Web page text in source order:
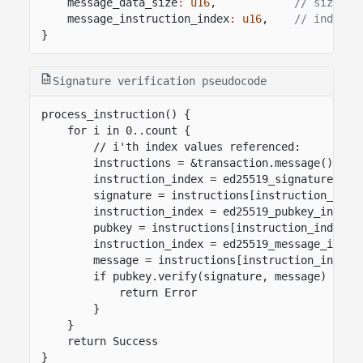
message_instruction_index: u16,
// index
}
Signature verification pseudocode
process_instruction() {
for i in 0..count {
// i'th index values referenced:
instructions =
instruction_index =
signature =
instruction_index =
pubkey =
instruction_index =
message =
if pubkey.verify(signature, message) !=
return Error
}
}
return Success
}